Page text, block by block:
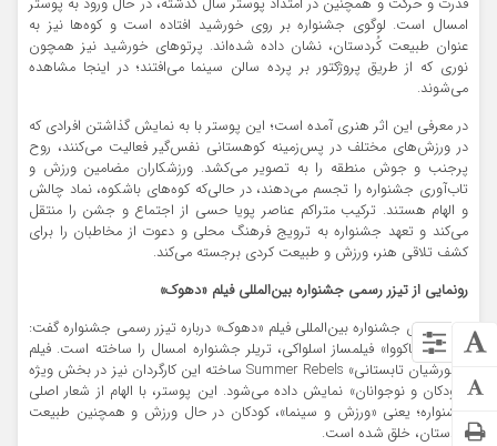
امسال است. لوگوی جشنواره بر روی خورشید افتاده است و کوه‌ها نیز به
عنوان طبیعت کُردستان، نشان داده شده‌اند. پرتوهای خورشید نیز همچون
نوری که از طریق پروژکتور بر پرده سالن سینما می‌افتند؛ در اینجا مشاهده
می‌شوند.
در معرفی این اثر هنری آمده است؛ این پوستر با به نمایش گذاشتن افرادی که
در ورزش‌های مختلف در پس‌زمینه کوهستانی نفس‌گیر فعالیت می‌کنند، روح
پرجنب و جوش منطقه را به تصویر می‌کشد. ورزشکاران مضامین ورزش و
تاب‌آوری جشنواره را تجسم می‌دهند، در حالی‌که کوه‌های باشکوه، نماد چالش
و الهام هستند. ترکیب متراکم عناصر پویا حسی از اجتماع و جشن را منتقل
می‌کند و تعهد جشنواره به ترویج فرهنگ محلی و دعوت از مخاطبان را برای
کشف تلاقی هنر، ورزش و طبیعت کردی برجسته می‌کند.
رونمایی از تیزر رسمی جشنواره بین‌المللی فیلم «دهوک»
مدیر هنری جشنواره بین‌المللی فیلم «دهوک» درباره تیزر رسمی جشنواره گفت:
«مارتینا ساکووا» فیلمساز اسلواکی، تریلر جشنواره امسال را ساخته است. فیلم
«شورشیان تابستانی» Summer Rebels ساخته این کارگردان نیز در بخش ویژه
«کودکان و نوجوانان» نمایش داده می‌شود. این پوستر، با الهام از شعار اصلی
جشنواره؛ یعنی «ورزش و سینما»، کودکان در حال ورزش و همچنین طبیعت
کُردستان، خلق شده است.